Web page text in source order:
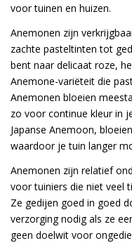
voor tuinen en huizen.
Anemonen zijn
zachte pasteltinten tot
bent naar delicaat roze,
Anemone-variëteit die
Anemonen bloeien
zo voor continue kleur in
Japanse Anemoon,
waardoor je tuin langer
Anemonen zijn relatief
voor tuiniers die niet veel
Ze gedijen goed in goed
verzorging nodig als ze
geen doelwit voor